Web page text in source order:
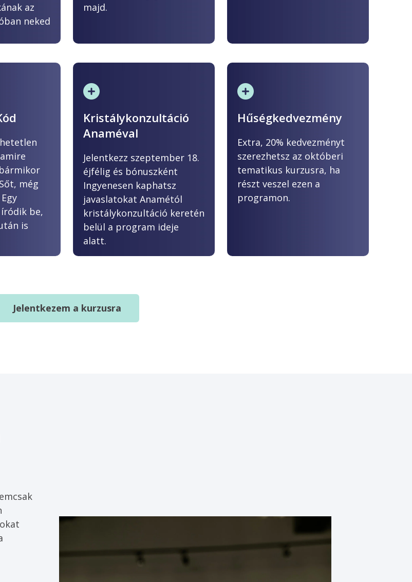
az
neked
majd.
még
be,
is
Kristálykonzultáció
Anaméval
Jelentkezz szeptember 18.
éjfélig és bónuszként
Ingyenesen kaphatsz
javaslatokat Anamétól
kristálykonzultáció keretén
belül a program ideje
alatt.
Hűségkedvezmény
Extra, 20% kedvezményt
szerezhetsz az októberi
tematikus kurzusra, ha
részt veszel ezen a
programon.
Jelentkezem a kurzusra